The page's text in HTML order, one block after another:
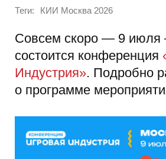
Теги: КИИ Москва 2026
Совсем скоро — 9
состоится конференция
Индустрия». Подробно
о программе